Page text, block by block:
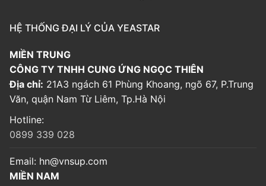
HỆ THỐNG ĐẠI LÝ CỦA YEASTAR
MIỀN TRUNG
CÔNG TY TNHH CUNG ỨNG NGỌC THIÊN
Địa chỉ: 21A3 ngách 61 Phùng Khoang, ngõ 67, P.Trung
Văn, quận Nam Từ Liêm, Tp.Hà Nội
Hotline:
0899 339 028
Email: hn@vnsup.com
MIỀN NAM